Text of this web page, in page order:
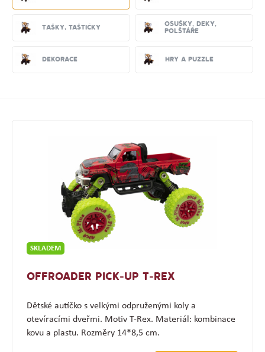
Tašky, taštičky
Osušky, deky,
polštáře
Dekorace Hry a puzzle
SKLADEM
OFFROADER PICK-UP T-REX
Dětské autíčko s velkými odpruženými koly a
otevíracími dveřmi. Motiv T-Rex. Materiál: kombinace
kovu a plastu. Rozměry 14*8,5 cm.